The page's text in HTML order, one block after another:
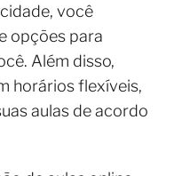
você
opções para
Além disso,
horários flexíveis,
aulas de acordo